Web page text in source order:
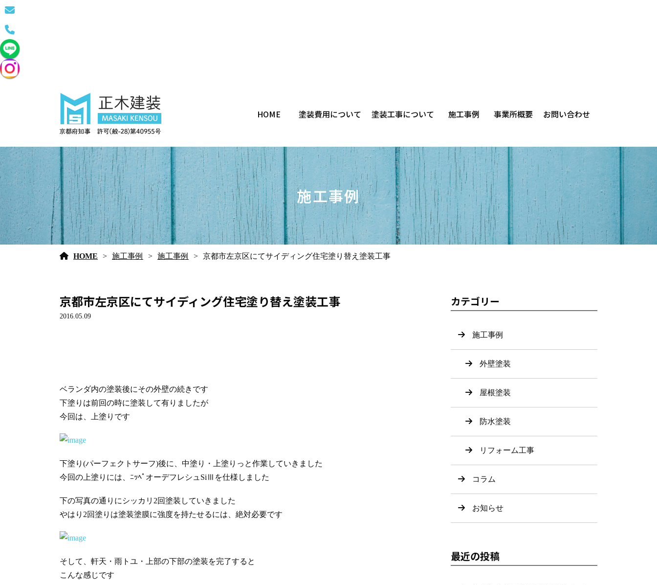
HOME 塗装費用について 塗装工事について 施工事例 事業所概要 お問い合わせ
施工事例
HOME 施工事例 施工事例 京都市左京区にてサイディング住宅塗り替え塗装工事
京都市左京区にてサイディング住宅塗り替え塗装工事
2016.05.09
ベランダ内の塗装後にその外壁の続きです
下塗りは前回の時に塗装して有りましたが
今回は、上塗りです
下塗り(パーフェクトサーフ)後に、中塗り・上塗りっと作業していきました
今回の上塗りには、ﾆｯﾍﾟオーデフレシュSiⅢを仕様しました
下の写真の通りにシッカリ2回塗装していきました
やはり2回塗りは塗装塗膜に強度を持たせるには、絶対必要です
そして、軒天・雨トユ・上部の下部の塗装を完了すると
こんな感じです
カテゴリー
施工事例
外壁塗装
屋根塗装
防水塗装
リフォーム工事
コラム
お知らせ
最近の投稿